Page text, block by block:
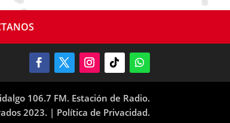
106.7 FM. Estación de Radio.
2023. | Política de Privacidad.